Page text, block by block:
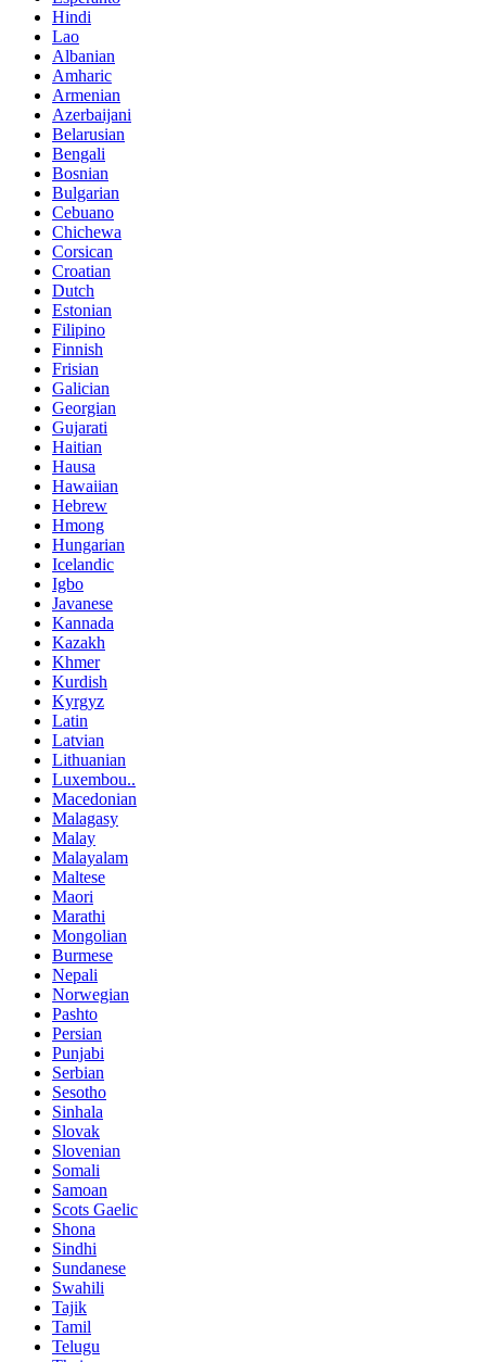
Hindi
Lao
Albanian
Amharic
Armenian
Azerbaijani
Belarusian
Bengali
Bosnian
Bulgarian
Cebuano
Chichewa
Corsican
Croatian
Dutch
Estonian
Filipino
Finnish
Frisian
Galician
Georgian
Gujarati
Haitian
Hausa
Hawaiian
Hebrew
Hmong
Hungarian
Icelandic
Igbo
Javanese
Kannada
Kazakh
Khmer
Kurdish
Kyrgyz
Latin
Latvian
Lithuanian
Luxembou..
Macedonian
Malagasy
Malay
Malayalam
Maltese
Maori
Marathi
Mongolian
Burmese
Nepali
Norwegian
Pashto
Persian
Punjabi
Serbian
Sesotho
Sinhala
Slovak
Slovenian
Somali
Samoan
Scots Gaelic
Shona
Sindhi
Sundanese
Swahili
Tajik
Tamil
Telugu